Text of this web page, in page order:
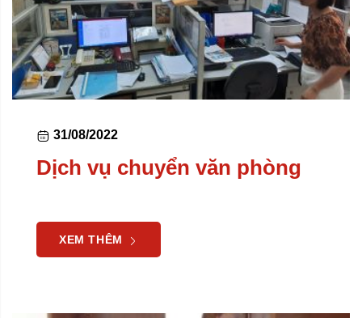
31/08/2022
Dịch vụ chuyển văn phòng
XEM THÊM